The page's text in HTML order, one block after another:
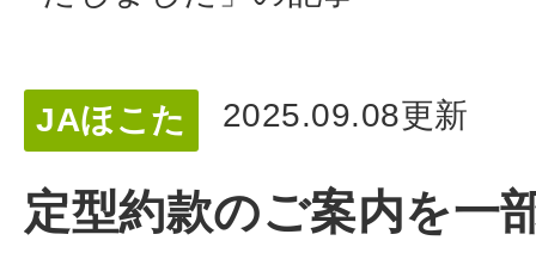
JAほこた 2025.09.08更新
定型約款のご案内を一